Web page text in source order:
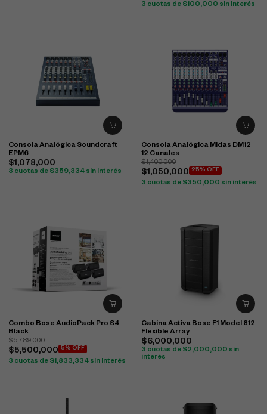
3 cuotas de $100,000 sin interés
Consola Analógica Soundcraft
EPM6
$1,078,000
3 cuotas de $359,334 sin interés
Consola Analógica Midas DM12
12 Canales
$1,400,000
$1,050,000 25% OFF
3 cuotas de $350,000 sin interés
Combo Bose AudioPack Pro S4
Black
$5,789,000
$5,500,000 5% OFF
3 cuotas de $1,833,334 sin interés
Cabina Activa Bose F1 Model 812
Flexible Array
$6,000,000
3 cuotas de $2,000,000 sin
interés